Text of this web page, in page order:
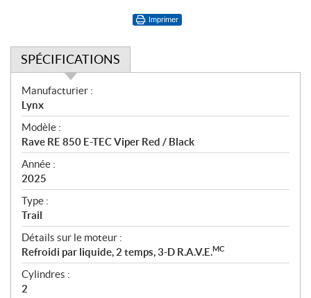
Imprimer
SPÉCIFICATIONS
S
p
é
c
i
f
i
c
a
t
i
o
n
s
Manufacturier :
Lynx
Modèle :
Rave RE 850 E-TEC Viper Red / Black
Année :
2025
Type :
Trail
Détails sur le moteur :
Refroidi par liquide, 2 temps, 3-D R.A.V.E.MC
Cylindres :
2